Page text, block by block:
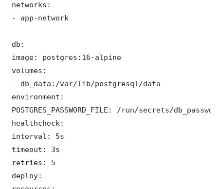
networks:
- app-network
db:
image: postgres:16-alpine
volumes:
- db_data:/var/lib/postgresql/data
environment:
POSTGRES_PASSWORD_FILE: /run/secrets/
healthcheck:
interval: 5s
timeout: 3s
retries: 5
deploy: